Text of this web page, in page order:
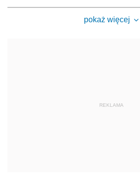
pokaż więcej
REKLAMA